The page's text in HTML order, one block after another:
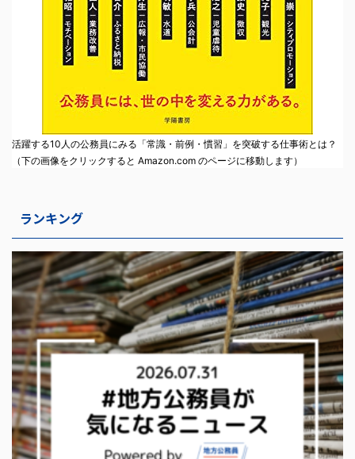
活躍する10人の公務員にみる「常識・前例・慣習」を突破する仕事術とは？
（下の画像をクリックすると Amazon.com のページに移動します）
ランキング